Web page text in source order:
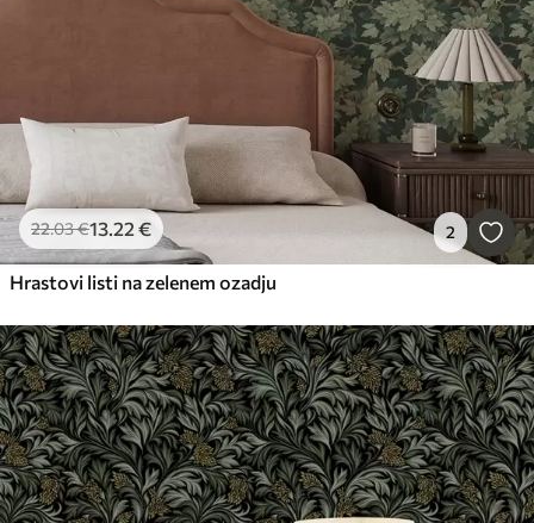
22.03€13.22 € 2
Hrastovi listi na zelenem ozadju